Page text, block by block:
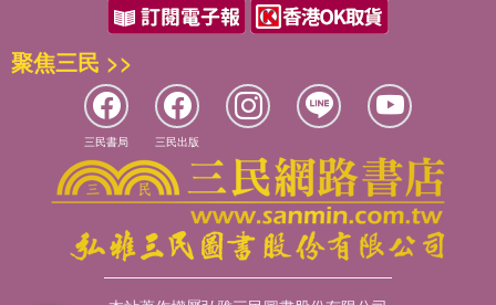
聚焦三民 >>
三民書局 三民出版